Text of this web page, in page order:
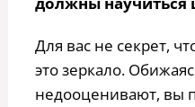
Для вас не секрет,
это зеркало.
недооценивают, вы